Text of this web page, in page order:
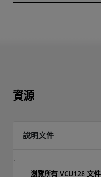
資源
說明文件
瀏覽所有 VCU128 文件